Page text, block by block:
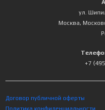
ул.
Москва,
+7
Договор публичной оферты
Политика конфиденциальности